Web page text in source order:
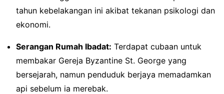
tahun kebelakangan ini akibat tekanan psikologi dan
ekonomi.
Serangan Rumah Ibadat: Terdapat cubaan untuk
membakar Gereja Byzantine St. George yang
bersejarah, namun penduduk berjaya memadamkan
api sebelum ia merebak.